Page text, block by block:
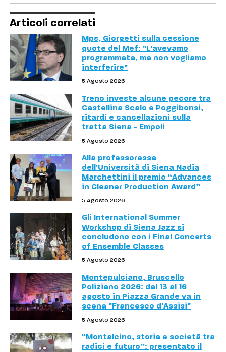
Articoli correlati
Mps, Giorgetti sulla cessione
quote del Mef: "L'avevamo
programmata, ma non vogliamo
interferire"
5 Agosto 2026
Treno investe alcune pecore tra
Castellina Scalo e Poggibonsi,
ritardi e cancellazioni sulla
tratta Siena - Empoli
5 Agosto 2026
Alla professoressa
dell'Università di Siena Nadia
Marchettini il premio “Advances
in Cleaner Production Award”
5 Agosto 2026
Gli International Summer
Workshop di Siena Jazz si
concludono con i Final Concerts
of Ensemble Classes
5 Agosto 2026
Montepulciano, Bruscello
Poliziano 2026: dal 13 al 16
agosto in Piazza Grande va in
scena "Francesco d'Assisi"
5 Agosto 2026
“Montalcino, storia e società tra
radici e futuro”: presentato il